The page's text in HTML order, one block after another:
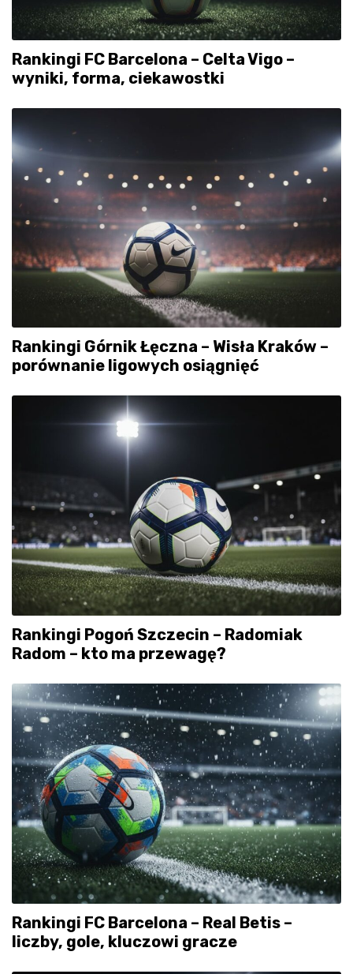
Rankingi FC Barcelona – Celta Vigo –
wyniki, forma, ciekawostki
Rankingi Górnik Łęczna – Wisła Kraków –
porównanie ligowych osiągnięć
Rankingi Pogoń Szczecin – Radomiak
Radom – kto ma przewagę?
Rankingi FC Barcelona – Real Betis –
liczby, gole, kluczowi gracze